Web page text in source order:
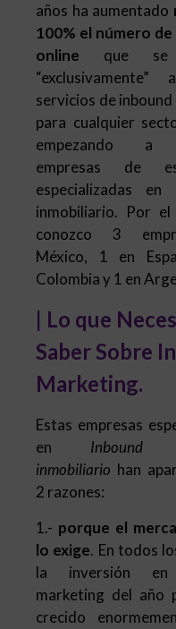
años ha aumentado
100% el número
online que se
servicios de
para cualquier
empezando a
empresas de
especializadas
inmobiliario. Por el
conozco 3
México, 1 en
Colombia y 1 en
| Lo que
Saber Sobre
Marketing.
Estas empresas
en Inbound
inmobiliario han
2 razones:
1.- porque el
lo exige. En todos
la inversión en
marketing del año
crecido